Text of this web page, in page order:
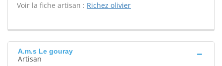
Voir la fiche artisan : Richez olivier
A.m.s Le gouray
Artisan